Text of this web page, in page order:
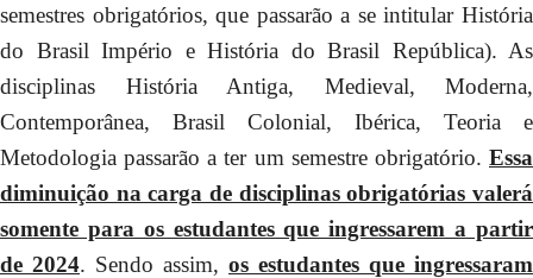
semestres obrigatórios, que passarão a se intitular História
do Brasil Império e História do Brasil República). As
disciplinas História Antiga, Medieval, Moderna,
Contemporânea, Brasil Colonial, Ibérica, Teoria e
Metodologia passarão a ter um semestre obrigatório. Essa
diminuição na carga de disciplinas obrigatórias valerá
somente para os estudantes que ingressarem a partir
de 2024. Sendo assim, os estudantes que ingressaram